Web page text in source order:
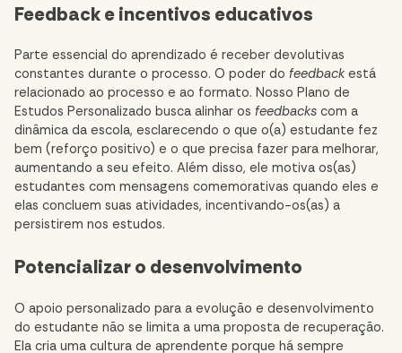
Feedback e incentivos educativos
Parte essencial do aprendizado é receber devolutivas
constantes durante o processo. O poder do feedback está
relacionado ao processo e ao formato. Nosso Plano de
Estudos Personalizado busca alinhar os feedbacks com a
dinâmica da escola, esclarecendo o que o(a) estudante fez
bem (reforço positivo) e o que precisa fazer para melhorar,
aumentando a seu efeito. Além disso, ele motiva os(as)
estudantes com mensagens comemorativas quando eles e
elas concluem suas atividades, incentivando-os(as) a
persistirem nos estudos.
Potencializar o desenvolvimento
O apoio personalizado para a evolução e desenvolvimento
do estudante não se limita a uma proposta de recuperação.
Ela cria uma cultura de aprendente porque há sempre